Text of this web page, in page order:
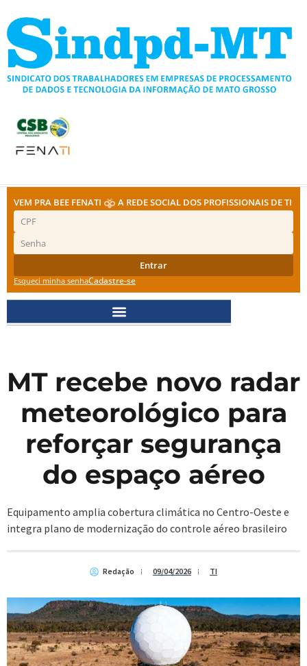
para
conteúdo
VEM PRA BEE FENATI A REDE SOCIAL DOS PROFISSIONAIS DE TI
Entrar
Esqueci minha senhaCadastre-se
MT recebe novo radar
meteorológico para
reforçar segurança
do espaço aéreo
Equipamento amplia cobertura climática no Centro-Oeste e
integra plano de modernização do controle aéreo brasileiro
Redação 09/04/2026 TI